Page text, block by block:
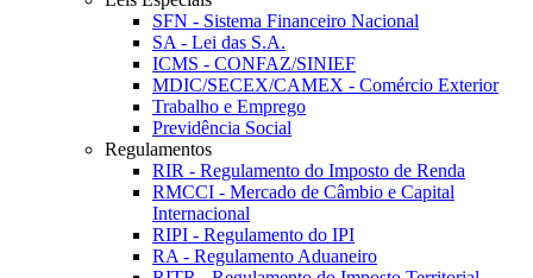
SFN - Sistema Financeiro Nacional
SA - Lei das S.A.
ICMS - CONFAZ/SINIEF
MDIC/SECEX/CAMEX - Comércio Exterior
Trabalho e Emprego
Previdência Social
Regulamentos
RIR - Regulamento do Imposto de Renda
RMCCI - Mercado de Câmbio e Capital
Internacional
RIPI - Regulamento do IPI
RA - Regulamento Aduaneiro